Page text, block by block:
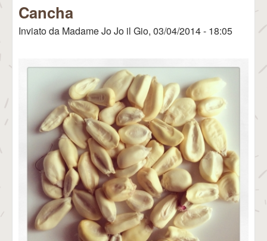
Cancha
Inviato da Madame Jo Jo il Gio, 03/04/2014 - 18:05